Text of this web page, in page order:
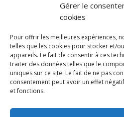
Gérer le
cookies
Pour offrir les meilleures expériences,
telles que les cookies pour stocker et/
appareils. Le fait de consentir à ces
traiter des données telles que le
uniques sur ce site. Le fait de ne pas
consentement peut avoir un effet
et fonctions.
Newsletter & Presse